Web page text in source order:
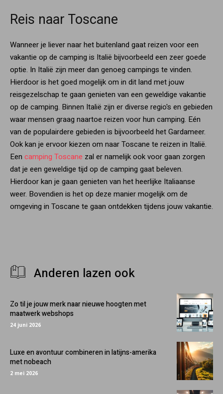
Reis naar Toscane
Wanneer je liever naar het buitenland gaat reizen voor een
vakantie op de camping is Italië bijvoorbeeld een zeer goede
optie. In Italië zijn meer dan genoeg campings te vinden.
Hierdoor is het goed mogelijk om in dit land met jouw
reisgezelschap te gaan genieten van een geweldige vakantie
op de camping. Binnen Italië zijn er diverse regio's en gebieden
waar mensen graag naartoe reizen voor hun camping. Eén
van de populairdere gebieden is bijvoorbeeld het Gardameer.
Ook kan je ervoor kiezen om naar Toscane te reizen in Italië.
Een camping Toscane zal er namelijk ook voor gaan zorgen
dat je een geweldige tijd op de camping gaat beleven.
Hierdoor kan je gaan genieten van het heerlijke Italiaanse
weer. Bovendien is het op deze manier mogelijk om de
omgeving in Toscane te gaan ontdekken tijdens jouw vakantie.
Anderen lazen ook
Zo til je jouw merk naar nieuwe hoogten met
maatwerk webshops
24 juni 2026
Luxe en avontuur combineren in latijns-amerika
met nobeach
2 mei 2026